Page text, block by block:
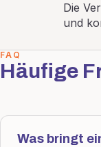
Die
und
FAQ
Häufige
Was bringt